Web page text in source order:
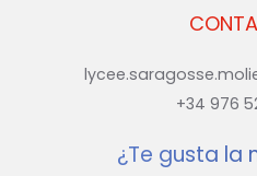
+34 976
¿Te gusta la